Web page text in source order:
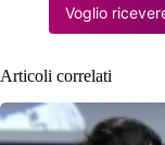
Voglio
Articoli correlati